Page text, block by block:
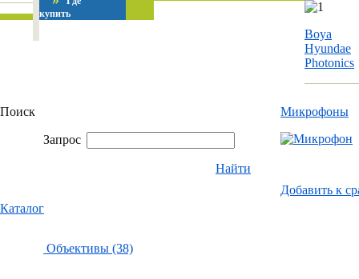
купить
Boya
Hyundae
Photonics
Поиск
Запрос
Найти
Каталог
Объективы (38)
Микрофоны
Добавить к